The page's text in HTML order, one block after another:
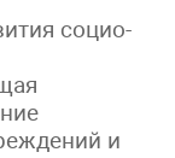
социо-
и